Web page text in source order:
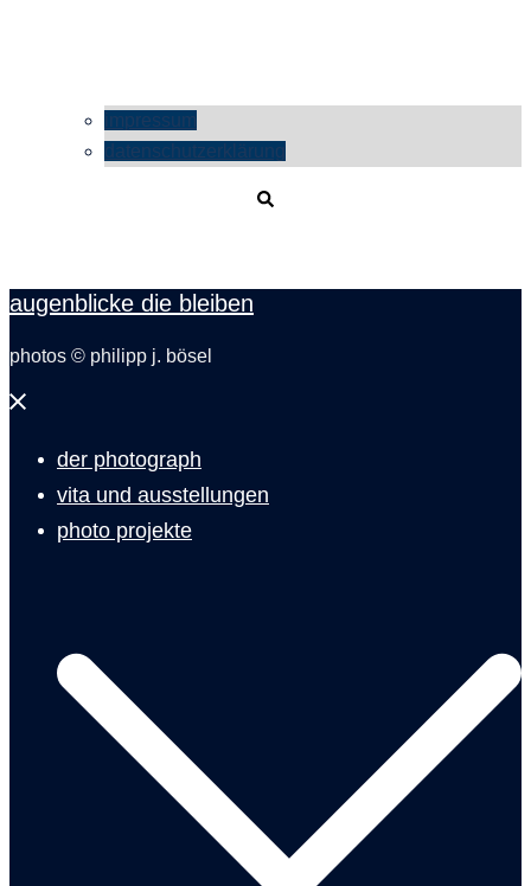
impressum
datenschutzerklärung
augenblicke die bleiben
photos © philipp j. bösel
Menü
der photograph
vita und ausstellungen
photo projekte